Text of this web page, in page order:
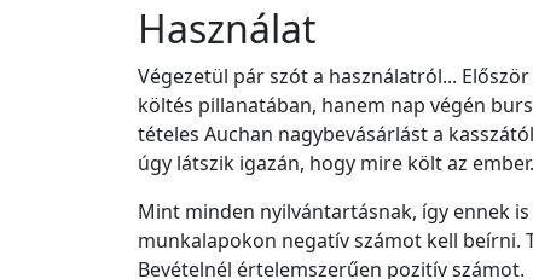
Használat
Végezetül pár szót a használatról...
költés pillanatában, hanem nap végén
tételes Auchan nagybevásárlást a
úgy látszik igazán, hogy mire költ az ember.
Mint minden nyilvántartásnak, így ennek
munkalapokon negatív számot kell beírni.
Bevételnél értelemszerűen pozitív számot.